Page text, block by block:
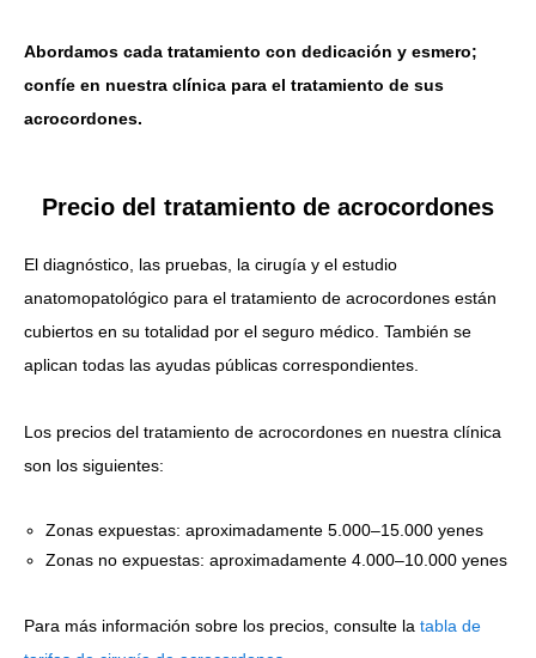
Abordamos cada tratamiento con dedicación y esmero;
confíe en nuestra clínica para el tratamiento de sus
acrocordones.
Precio del tratamiento de acrocordones
El diagnóstico, las pruebas, la cirugía y el estudio
anatomopatológico para el tratamiento de acrocordones están
cubiertos en su totalidad por el seguro médico. También se
aplican todas las ayudas públicas correspondientes.
Los precios del tratamiento de acrocordones en nuestra clínica
son los siguientes:
Zonas expuestas: aproximadamente 5.000–15.000 yenes
Zonas no expuestas: aproximadamente 4.000–10.000 yenes
Para más información sobre los precios, consulte la tabla de